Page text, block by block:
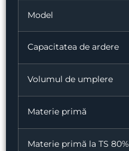
Model
Capacitatea de ardere
Volumul de umplere
Materie primă
Materie primă la TS 80%